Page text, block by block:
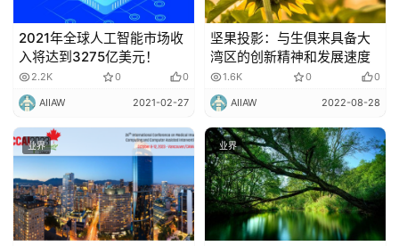
2021年全球人工智能市场收
入将达到3275亿美元！
2.2K 0 0
AIIAW 2021-02-27
坚果投影：与生俱来具备大
湾区的创新精神和发展速度
1.6K 0 0
AIIAW 2022-08-28
业界 业界